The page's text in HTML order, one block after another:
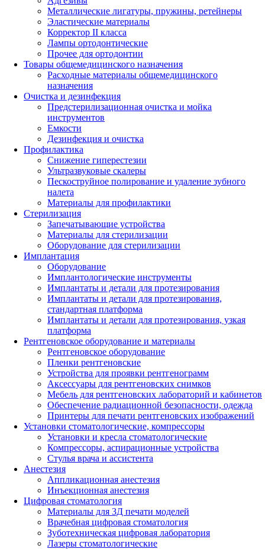
Металлические лигатуры, пружины, ретейнеры
Эластические материалы
Корректор II класса
Лампы ортодонтические
Прочее для ортодонтии
Товары общемедицинского назначения
Расходные материалы общемедицинского
назначения
Очистка и дезинфекция
Предстерилизационная очистка и мойка
инструментов
Емкости
Дезинфекция и очистка
Профилактика
Снижение гиперестезии
Ультразвуковые скалеры
Пескоструйное полирование и удаление зубного
налета
Материалы для профилактики
Стерилизация
Запечатывающие устройства
Материалы для стерилизации
Оборудование для стерилизации
Имплантация
Оборудование
Имплантологические инструменты
Имплантаты и детали для протезирования
Имплантаты и детали для протезирования,
стандартная платформа
Имплантаты и детали для протезирования, узкая
платформа
Рентгеновское оборудование и материалы
Рентгеновское оборудование
Пленки рентгеновские
Устройства для проявки рентгенограмм
Аксессуары для рентгеновских снимков
Мебель для рентгеновских лабораторий и кабинетов
Обеспечение радиационной безопасности, одежда
Принтеры для печати рентгеновских изображений
Установки стоматологические, компрессоры
Установки и кресла стоматологические
Компрессоры, аспирационные устройства
Стулья врача и ассистента
Анестезия
Аппликационная анестезия
Инъекционная анестезия
Цифровая стоматология
Материалы для 3Д печати моделей
Врачебная цифровая стоматология
Зуботехническая цифровая лаборатория
Лазеры стоматологические